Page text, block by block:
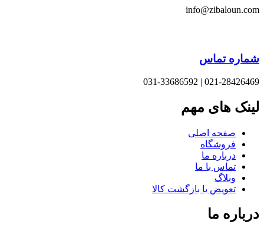
021-
مهم
اصلی
ما
با ما
یا بازگشت کالا